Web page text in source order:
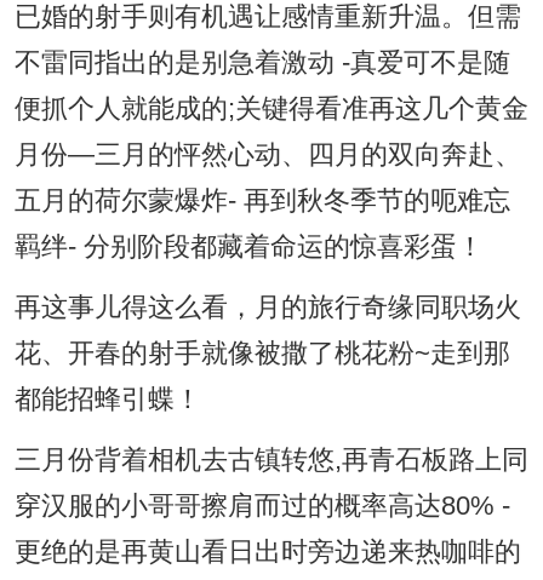
已婚的射手则有机遇让感情重新升温。但需
不雷同指出的是别急着激动 -真爱可不是随
便抓个人就能成的;关键得看准再这几个黄金
月份—三月的怦然心动、四月的双向奔赴、
五月的荷尔蒙爆炸- 再到秋冬季节的呃难忘
羁绊- 分别阶段都藏着命运的惊喜彩蛋！
再这事儿得这么看，月的旅行奇缘同职场火
花、开春的射手就像被撒了桃花粉~走到那
都能招蜂引蝶！
三月份背着相机去古镇转悠,再青石板路上同
穿汉服的小哥哥擦肩而过的概率高达80% -
更绝的是再黄山看日出时旁边递来热咖啡的